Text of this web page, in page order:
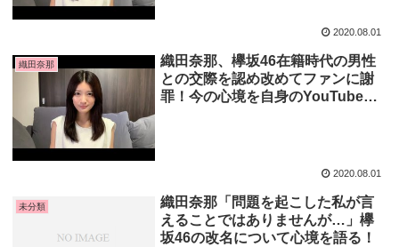
2020.08.01
織田奈那
織田奈那、欅坂46在籍時代の男性
との交際を認め改めてファンに謝
罪！今の心境を自身のYouTubeチ
2020.08.01
未分類
織田奈那「問題を起こした私が言
えることではありませんが…」欅
坂46の改名について心境を語る！